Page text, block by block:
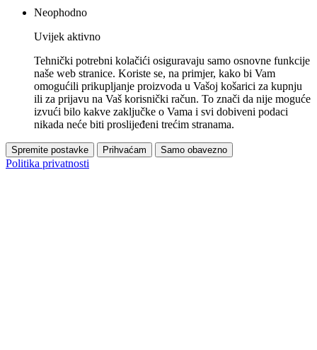
Neophodno
Uvijek aktivno
Tehnički potrebni kolačići osiguravaju samo osnovne funkcije
naše web stranice. Koriste se, na primjer, kako bi Vam
omogućili prikupljanje proizvoda u Vašoj košarici za kupnju
ili za prijavu na Vaš korisnički račun. To znači da nije moguće
izvući bilo kakve zaključke o Vama i svi dobiveni podaci
nikada neće biti proslijeđeni trećim stranama.
Spremite postavke Prihvaćam Samo obavezno
Politika privatnosti